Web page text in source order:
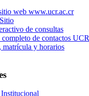
web www.ucr.ac.cr
de consultas
de contactos UCR
matrícula y horarios